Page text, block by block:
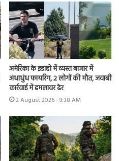
अमेरिका के इडाहो में व्यस्त बाजार में
अंधाधुंध फायरिंग, 2 लोगों की मौत, जवाबी
कार्रवाई में हमलावर ढेर
2 August 2026 - 9:38 AM